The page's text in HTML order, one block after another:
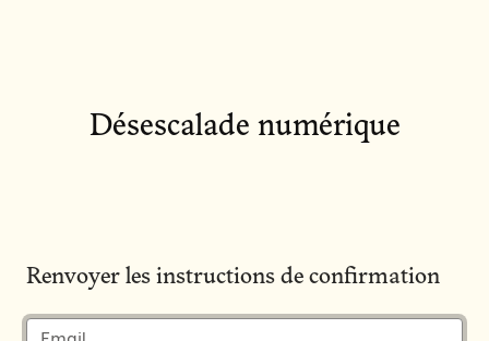
Désescalade numérique
Renvoyer les instructions de confirmation